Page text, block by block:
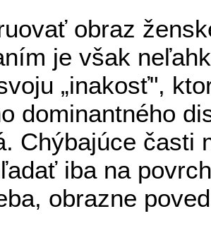
obraz
je však
„inakosť",
dominantného
Chýbajúce časti
iba na
obrazne